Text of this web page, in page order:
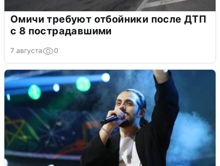
Омичи требуют отбойники после ДТП
с 8 пострадавшими
7 августа 0